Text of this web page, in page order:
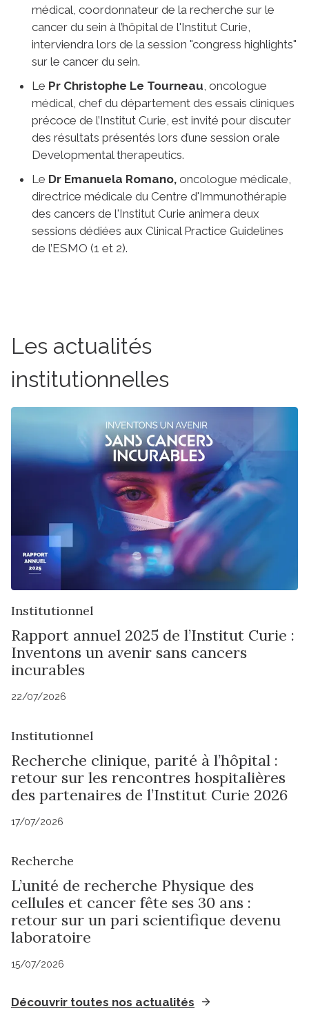
médical, coordonnateur de la recherche sur le
cancer du sein à l’hôpital de l'Institut Curie,
interviendra lors de la session "congress highlights"
sur le cancer du sein.
Le Pr Christophe Le Tourneau , oncologue
médical, chef du département des essais cliniques
précoce de l’Institut Curie, est invité pour discuter
des résultats présentés lors d’une session orale
Developmental therapeutics.
Le Dr Emanuela Romano, oncologue médicale,
directrice médicale du Centre d'Immunothérapie
des cancers de l'Institut Curie animera deux
sessions dédiées aux Clinical Practice Guidelines
de l’ESMO (1 et 2).
Les actualités
institutionnelles
Institutionnel
Rapport annuel 2025 de l’Institut Curie :
Inventons un avenir sans cancers
incurables
22/07/2026
Institutionnel
Recherche clinique, parité à l’hôpital :
retour sur les rencontres hospitalières
des partenaires de l’Institut Curie 2026
17/07/2026
Recherche
L’unité de recherche Physique des
cellules et cancer fête ses 30 ans :
retour sur un pari scientifique devenu
laboratoire
15/07/2026
Découvrir toutes nos actualités